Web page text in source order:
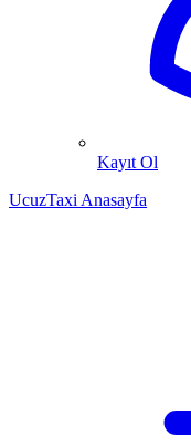
Kayıt Ol
UcuzTaxi Anasayfa